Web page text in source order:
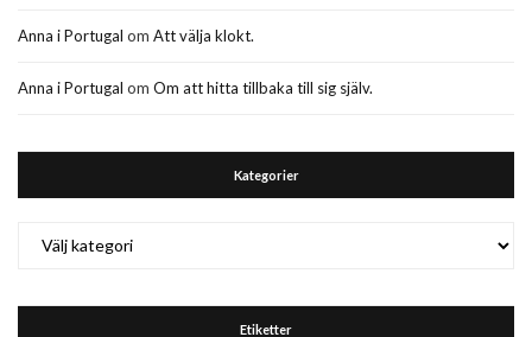
Anna i Portugal om Att välja klokt.
Anna i Portugal om Om att hitta tillbaka till sig själv.
Kategorier
Etiketter